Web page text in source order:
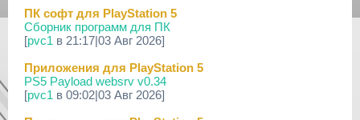
02 Фев 2026
[PS3|CFW/Android] Movian M7 7.0.235/236
29 Янв 2026
[PS4] Программное Обеспечение 13.04 для PlayStatio...
ПК софт для PlayStation 5
Сборник программ для ПК
[pvc1 в 21:17|03 Авг 2026]
Приложения для PlayStation 5
PS5 Payload websrv v0.34
[pvc1 в 09:02|03 Авг 2026]